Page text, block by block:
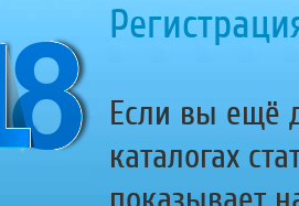
Если вы ещё
каталогах